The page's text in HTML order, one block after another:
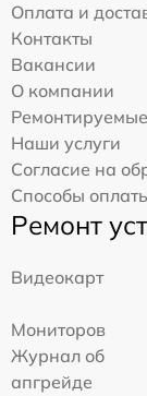
Оплата и
Контакты
Вакансии
О компании
Наши услуги
Согласие на
Способы
Ремонт
Видеокарт
Мониторов
Журнал об
апгрейде